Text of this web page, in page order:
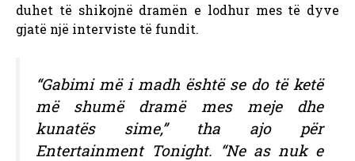
duhet të shikojnë dramën e lodhur mes të dyve
gjatë një interviste të fundit.
“Gabimi më i madh është se do të ketë
më shumë dramë mes meje dhe
kunatës sime,” tha ajo për
Entertainment Tonight. “Ne as nuk e